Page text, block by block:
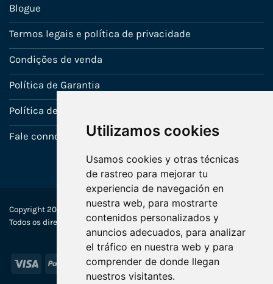
Utilizamos cookies
Usamos cookies y otras técnicas
de rastreo para mejorar tu
experiencia de navegación en
nuestra web, para mostrarte
contenidos personalizados y
anuncios adecuados, para analizar
el tráfico en nuestra web y para
comprender de donde llegan
nuestros visitantes.
Blogue
Termos legais e política de privacidade
Condições de venda
Política de Garantia
Política de utilização de cookies
Fale connosco
Copyright 2022-2025 © Ecosistemas Informáticos España SL –
Todos os direitos reservados
Visa PayPal Stripe MasterCard